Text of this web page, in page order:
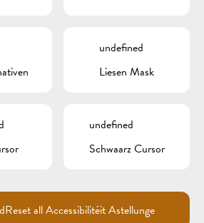
undefined
Liesen Mask
undefined
Schwaarz Cursor
Reset all Accessibilitéit Astellunge